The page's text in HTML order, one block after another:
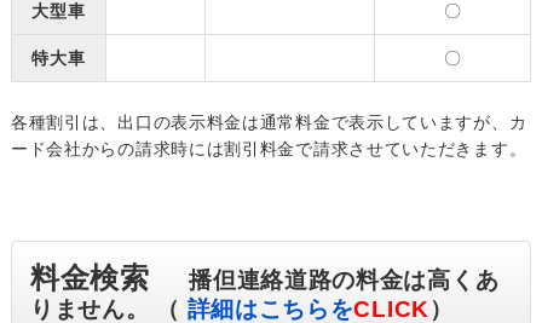
大型車 〇
特大車 〇
各種割引は、出口の表示料金は通常料金で表示していますが、カ
ード会社からの請求時には割引料金で請求させていただきます。
料金検索播但連絡道路の料金は高くあ
りません。 （ 詳細はこちらをCLICK ）